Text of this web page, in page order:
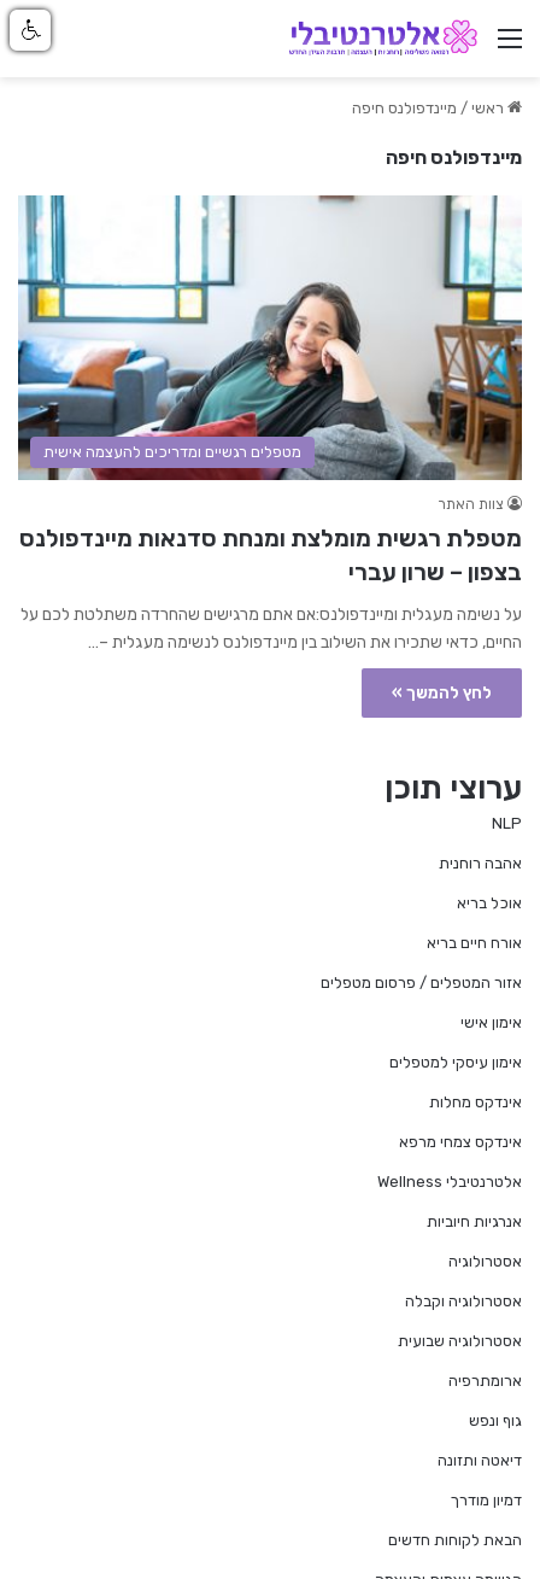
ניווט באתר
ראשי / מיינדפולנס חיפה
מיינדפולנס חיפה
מטפלים רגשיים ומדריכים להעצמה אישית
צוות האתר
מטפלת רגשית מומלצת ומנחת סדנאות מיינדפולנס
בצפון – שרון עברי
על נשימה מעגלית ומיינדפולנס:אם אתם מרגישים שהחרדה משתלטת לכם על
החיים, כדאי שתכירו את השילוב בין מיינדפולנס לנשימה מעגלית –…
לחץ להמשך »
ערוצי תוכן
NLP
אהבה רוחנית
אוכל בריא
אורח חיים בריא
אזור המטפלים / פרסום מטפלים
אימון אישי
אימון עיסקי למטפלים
אינדקס מחלות
אינדקס צמחי מרפא
אלטרנטיבלי Wellness
אנרגיות חיוביות
אסטרולוגיה
אסטרולוגיה וקבלה
אסטרולוגיה שבועית
ארומתרפיה
גוף ונפש
דיאטה ותזונה
דמיון מודרך
הבאת לקוחות חדשים